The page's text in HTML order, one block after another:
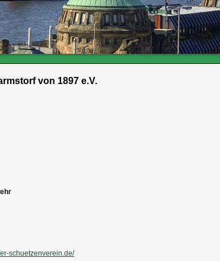
von 1897 e.V.
schuetzenverein.de/